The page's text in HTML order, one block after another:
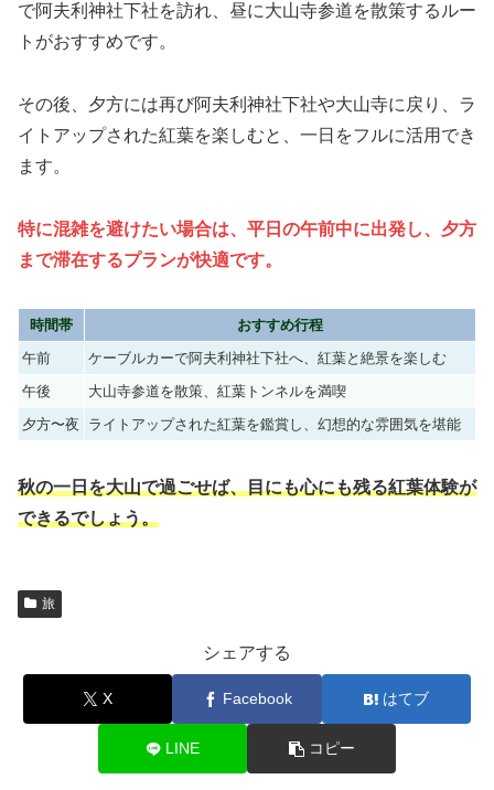
で阿夫利神社下社を訪れ、昼に大山寺参道を散策するルー
トがおすすめです。
その後、夕方には再び阿夫利神社下社や大山寺に戻り、ラ
イトアップされた紅葉を楽しむと、一日をフルに活用でき
ます。
特に混雑を避けたい場合は、平日の午前中に出発し、夕方
まで滞在するプランが快適です。
時間帯
おすすめ行程
午前
ケーブルカーで阿夫利神社下社へ、紅葉と絶景を楽しむ
午後
大山寺参道を散策、紅葉トンネルを満喫
夕方〜夜
ライトアップされた紅葉を鑑賞し、幻想的な雰囲気を堪能
秋の一日を大山で過ごせば、目にも心にも残る紅葉体験が
できるでしょう。
旅
シェアする
X Facebook はてブ
LINE コピー